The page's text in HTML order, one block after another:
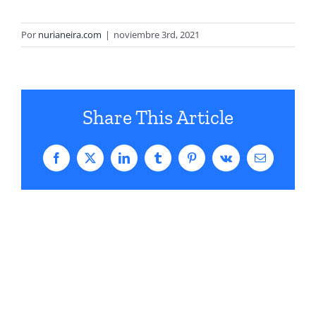
Por nurianeira.com | noviembre 3rd, 2021
Share This Article
Facebook
X LinkedInTumblrPinterestVk
Correo
electrónico